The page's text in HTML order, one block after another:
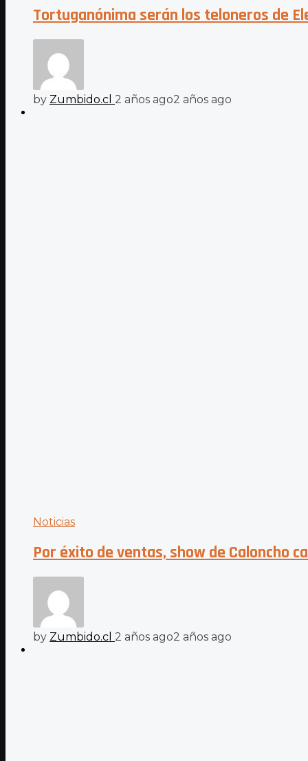
Tortuganónima serán los teloneros de
by Zumbido.cl 2 años ago2 años ago
Noticias
Por éxito de ventas, show de Caloncho
by Zumbido.cl 2 años ago2 años ago